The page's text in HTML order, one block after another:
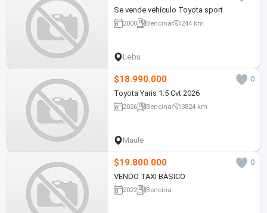
Se vende vehículo Toyota sport
2000 Bencina 244 km
Lebu
$18.990.000
0
Toyota Yaris 1.5 Cvt 2026
2026 Bencina 3824 km
Maule
$19.800.000
0
VENDO TAXI BÁSICO
2022 Bencina